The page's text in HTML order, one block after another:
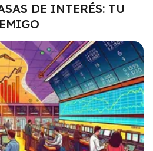
DE INTERÉS: TU